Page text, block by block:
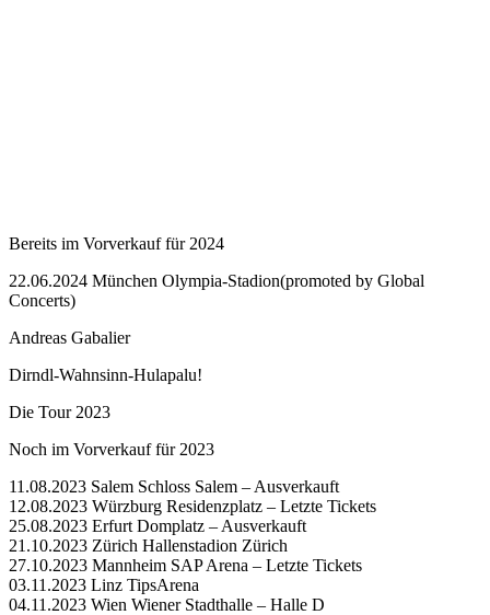
Bereits im Vorverkauf für 2024
22.06.2024 München Olympia-Stadion(promoted by Global
Concerts)
Andreas Gabalier
Dirndl-Wahnsinn-Hulapalu!
Die Tour 2023
Noch im Vorverkauf für 2023
11.08.2023 Salem Schloss Salem – Ausverkauft
12.08.2023 Würzburg Residenzplatz – Letzte Tickets
25.08.2023 Erfurt Domplatz – Ausverkauft
21.10.2023 Zürich Hallenstadion Zürich
27.10.2023 Mannheim SAP Arena – Letzte Tickets
03.11.2023 Linz TipsArena
04.11.2023 Wien Wiener Stadthalle – Halle D